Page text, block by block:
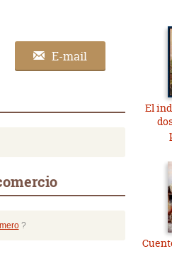
E-mail
?
El